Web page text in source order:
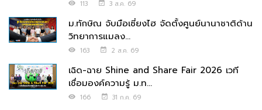
113 3 ส.ค. 69
ม.ทักษิณ จับมือเซี่ยงไฮ จัดตั้งศูนย์นานาชาติด้าน
วิทยาการแมลง...
163 2 ส.ค. 69
เฉิด-ฉาย Shine and Share Fair 2026 เวที
เชื่อมองค์ความรู้ ม.ท...
166 31 ก.ค. 69